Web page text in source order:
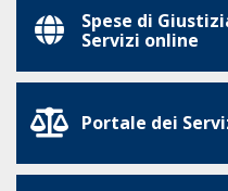
Spese di
Servizi online
Portale dei